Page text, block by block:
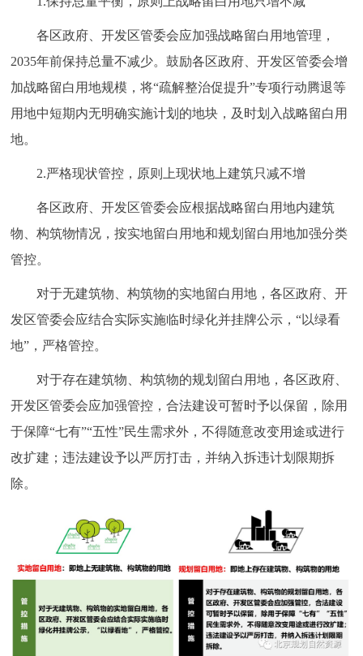
各区政府、开发区管委会应加强战略留白用地管理，
2035年前保持总量不减少。鼓励各区政府、开发区管委会增
加战略留白用地规模，将“疏解整治促提升”专项行动腾退等
用地中短期内无明确实施计划的地块，及时划入战略留白用
地。
2.严格现状管控，原则上现状地上建筑只减不增
各区政府、开发区管委会应根据战略留白用地内建筑
物、构筑物情况，按实地留白用地和规划留白用地加强分类
管控。
对于无建筑物、构筑物的实地留白用地，各区政府、开
发区管委会应结合实际实施临时绿化并挂牌公示，“以绿看
地”，严格管控。
对于存在建筑物、构筑物的规划留白用地，各区政府、
开发区管委会应加强管控，合法建设可暂时予以保留，除用
于保障“七有”“五性”民生需求外，不得随意改变用途或进行
改扩建；违法建设予以严厉打击，并纳入拆违计划限期拆
除。